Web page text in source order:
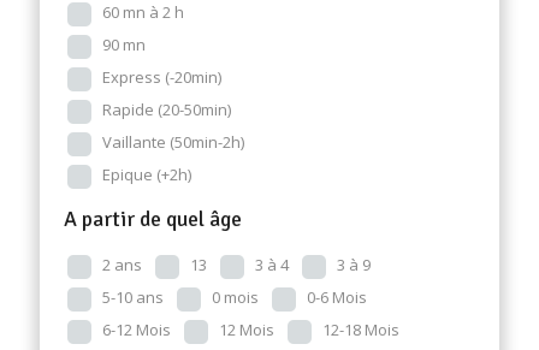
60 mn à 2 h
90 mn
Express (-20min)
Rapide (20-50min)
Vaillante (50min-2h)
Epique (+2h)
A partir de quel âge
2 ans 13 3 à 4
3 à 9
5-10 ans
0 mois
0-6 Mois
6-12 Mois
12 Mois
12-18 Mois